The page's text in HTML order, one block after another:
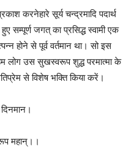
करनेहारे सूर्य चन्द्रमादि पदार्थ
सम्पूर्ण जगत् का प्रसिद्ध स्वामी एक
होने से पूर्व वर्तमान था। सो इस
लोग उस सुखस्वरूप शुद्ध परमात्मा के
से विशेष भक्ति किया करें।
महान्।।